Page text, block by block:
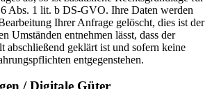
Abs. 1 lit. b DS-GVO. Ihre Daten werden
Ihrer Anfrage gelöscht, dies ist der
Umständen entnehmen lässt, dass der
abschließend geklärt ist und sofern keine
entgegenstehen.
/ Digitale Güter